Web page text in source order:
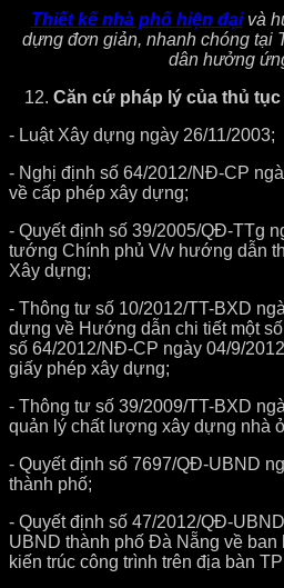
Thiết kế nhà phố hiện đạivà
dựng đơn giản, nhanh chóng tại
dân hưởng
Căn cứ pháp lý của thủ
- Luật Xây dựng ngày 26/11/2003;
- Nghị định số 64/2012/NĐ-CP
về cấp phép xây dựng;
- Quyết định số 39/2005/QĐ-TTg
tướng Chính phủ V/v hướng dẫn
Xây dựng;
- Thông tư số 10/2012/TT-BXD
dựng về Hướng dẫn chi tiết một
số 64/2012/NĐ-CP ngày 04/9/
giấy phép xây dựng;
- Thông tư số 39/2009/TT-BXD
quản lý chất lượng xây dựng nhà
- Quyết định số 7697/QĐ-UBND
thành phố;
- Quyết định số 47/2012/QĐ-
UBND thành phố Đà Nẵng về ban
kiến trúc công trình trên địa bàn